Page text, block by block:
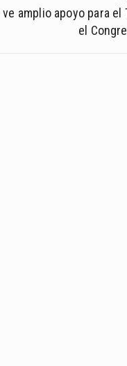
amplio apoyo para el
el